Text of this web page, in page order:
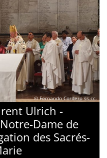
© Fernando Cordero ss.cc.
Ulrich -
Dame de
des Sacrés-